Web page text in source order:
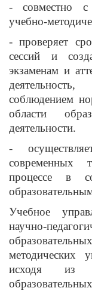
- совместно с
учебно-
- проверяет
сессий и
экзаменам и
соблюдением
области
деятельности.
-
современных
процессе в
Учебное
научно-
методических
исходя из